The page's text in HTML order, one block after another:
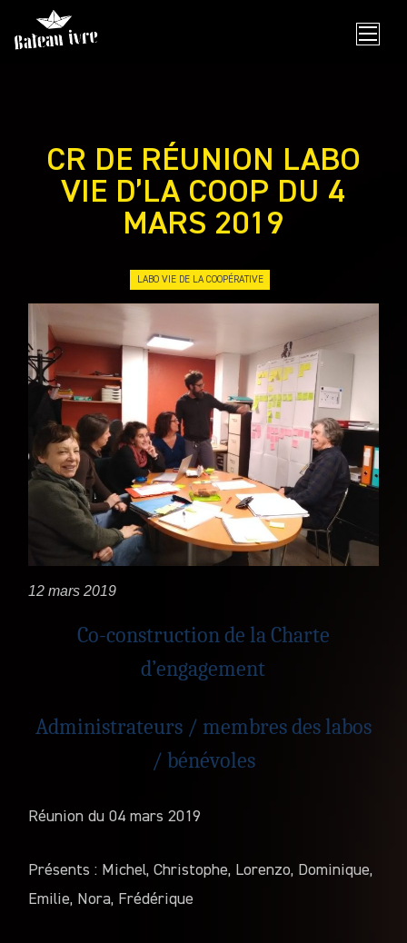
content
CR DE RÉUNION LABO
VIE D’LA COOP DU 4
MARS 2019
LABO VIE DE LA COOPÉRATIVE
12 mars 2019
Co-construction de la Charte
d’engagement
Administrateurs / membres des labos
/ bénévoles
Réunion du 04 mars 2019
Présents : Michel, Christophe, Lorenzo, Dominique,
Emilie, Nora, Frédérique